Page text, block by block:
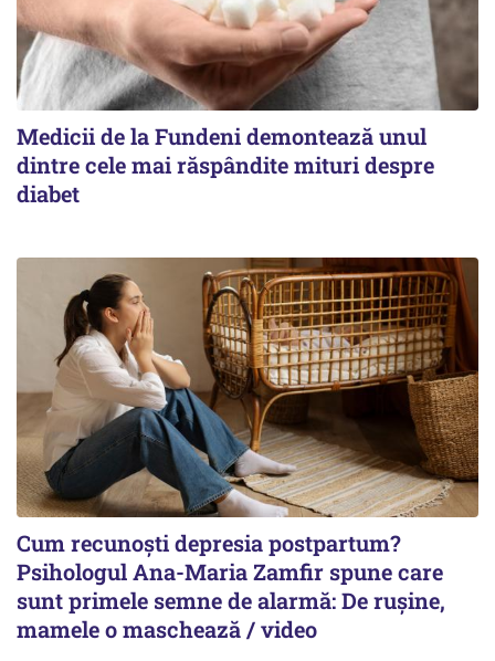
Medicii de la Fundeni demontează unul
dintre cele mai răspândite mituri despre
diabet
Cum recunoști depresia postpartum?
Psihologul Ana-Maria Zamfir spune care
sunt primele semne de alarmă: De rușine,
mamele o maschează / video